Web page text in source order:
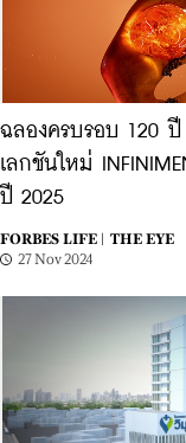
ฉลองครบรอบ 120
เลกชันใหม่
ปี 2025
FORBES LIFE |
THE EYE
27 Nov 2024